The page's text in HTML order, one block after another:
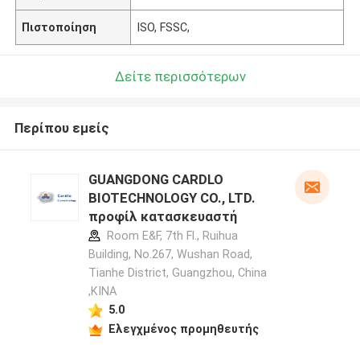
Πιστοποίηση ISO, FSSC,
Δείτε περισσότερων
Περίπου εμείς
GUANGDONG CARDLO
BIOTECHNOLOGY CO., LTD.
προφίλ κατασκευαστή
Room E&F, 7th Fl., Ruihua
Building, No.267, Wushan Road,
Tianhe District, Guangzhou, China
,ΚΙΝΑ
5.0
Ελεγχμένος προμηθευτής